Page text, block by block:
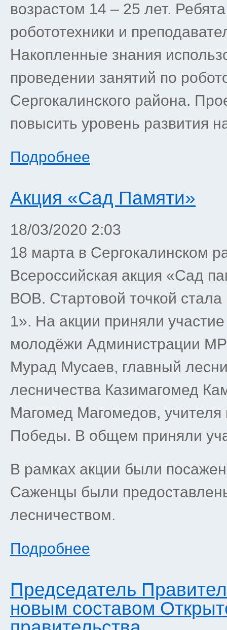
возрастом 14 – 25 лет.
робототехники и
Накопленные знания
проведении занятий по
Сергокалинского района.
повысить уровень развития
Подробнее
Акция «Сад Памяти»
18/03/2020 2:03
18 марта в Сергокалинском
Всероссийская акция «Сад
ВОВ. Стартовой точкой
1». На акции приняли
молодёжи Администрации
Мурад Мусаев, главный
лесничества Казимагомед
Магомед Магомедов,
Победы. В общем приняли
В рамках акции были
Саженцы были
лесничеством.
Подробнее
Председатель
новым составом